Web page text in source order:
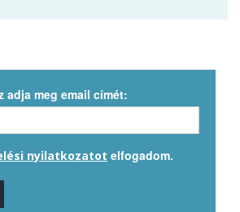
adja meg email címét:
nyilatkozatot elfogadom.